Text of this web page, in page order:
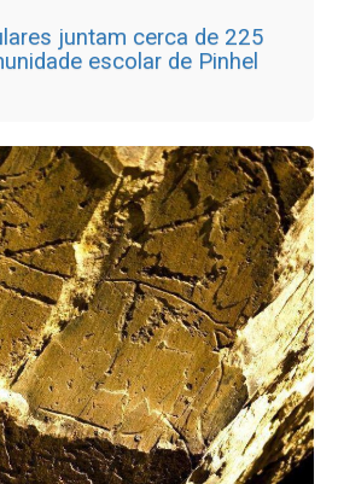
juntam cerca de 225
escolar de Pinhel